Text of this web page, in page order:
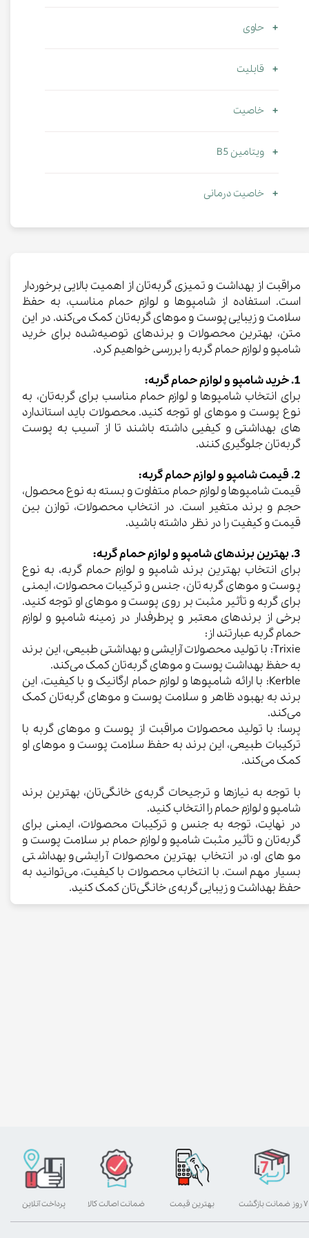
حاوی
قابلیت
خاصیت
ویتامین B5
خاصیت درمانی
مراقبت از بهداشت و تمیزی گربه‌تان از اهمیت بالایی برخوردار
است. استفاده از شامپو‌ها و لوازم حمام مناسب، به حفظ
سلامت و زیبایی پوست و موهای گربه‌تان کمک می‌کند. در این
متن، بهترین محصولات و برند‌های توصیه‌شده برای خرید
شامپو و لوازم حمام گربه را بررسی خواهیم کرد.
1. خرید شامپو و لوازم حمام گربه:
برای انتخاب شامپو‌ها و لوازم حمام مناسب برای گربه‌تان، به
نوع پوست و موهای او توجه کنید. محصولات باید استاندارد
های بهداشتی و کیفیی داشته باشند تا از آسیب به پوست
گربه‌تان جلوگیری کنند.
2. قیمت شامپو و لوازم حمام گربه:
قیمت شامپو‌ها و لوازم حمام متفاوت و بسته به نوع محصول،
حجم و برند متغیر است. در انتخاب محصولات، توازن بین
قیمت و کیفیت را در نظر داشته باشید.
3. بهترین برند‌های شامپو و لوازم حمام گربه:
برای انتخاب بهترین برند شامپو و لوازم حمام گربه، به نوع
پوست و موهای گربه‌تان، جنس و ترکیبات محصولات، ایمنی
برای گربه و تأثیر مثبت بر روی پوست و موهای او توجه کنید.
برخی از برندهای معتبر و پرطرفدار در زمینه شامپو و لوازم
حمام گربه عبارتند از:
Trixie: با تولید محصولات آرایشی و بهداشتی طبیعی، این برند
به حفظ بهداشت پوست و موهای گربه‌تان کمک می‌کند.
Kerble: با ارائه شامپو‌ها و لوازم حمام ارگانیک و با کیفیت، این
برند به بهبود ظاهر و سلامت پوست و موهای گربه‌تان کمک
می‌کند.
پرسا: با تولید محصولات مراقبت از پوست و موهای گربه با
ترکیبات طبیعی، این برند به حفظ سلامت پوست و موهای او
کمک می‌کند.
با توجه به نیازها و ترجیحات گربه‌ی خانگی‌تان، بهترین برند
شامپو و لوازم حمام را انتخاب کنید.
در نهایت، توجه به جنس و ترکیبات محصولات، ایمنی برای
گربه‌تان و تأثیر مثبت شامپو و لوازم حمام بر سلامت پوست و
موهای او، در انتخاب بهترین محصولات آرایشی و بهداشتی
بسیار مهم است. با انتخاب محصولات با کیفیت، می‌توانید به
حفظ بهداشت و زیبایی گربه‌ی خانگی‌تان کمک کنید.​​​​​​​
بهترین قیمت پرداخت آنلاین ۷ روز ضمانت بازگشت ضمانت اصالت کالا